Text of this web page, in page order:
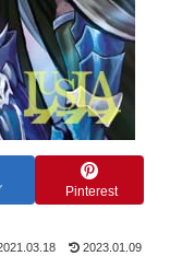
Pinterest
2023.01.09